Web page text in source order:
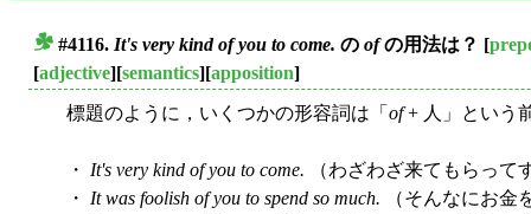
#4116. It's very kind of you to come. の ofの用法は？ [
[adjective][semantics][apposition]
標題のように，いくつかの形容詞は「 of+ 人」という
・ It's very kind of you to come. （わざわざ来てもらって
・ It was foolish of you to spend so much. （そんなにお金